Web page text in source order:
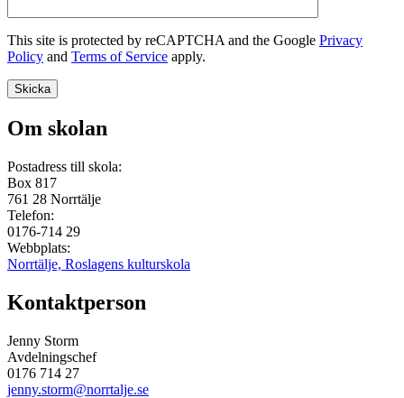
This site is protected by reCAPTCHA and the Google Privacy
Policy and Terms of Service apply.
Om skolan
Postadress till skola:
Box 817
761 28 Norrtälje
Telefon:
0176-714 29
Webbplats:
Norrtälje, Roslagens kulturskola
Kontaktperson
Jenny Storm
Avdelningschef
0176 714 27
jenny.storm@norrtalje.se